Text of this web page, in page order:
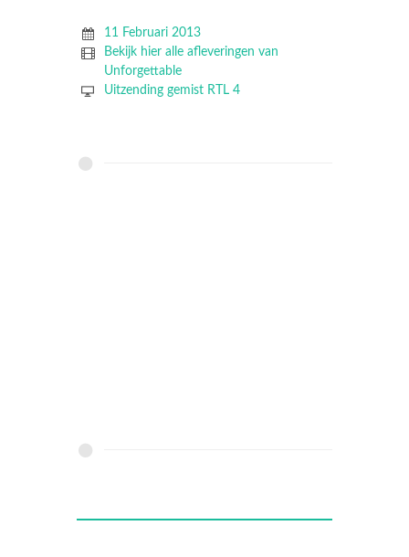
11 Februari 2013
Bekijk hier alle afleveringen van
Unforgettable
Uitzending gemist RTL 4